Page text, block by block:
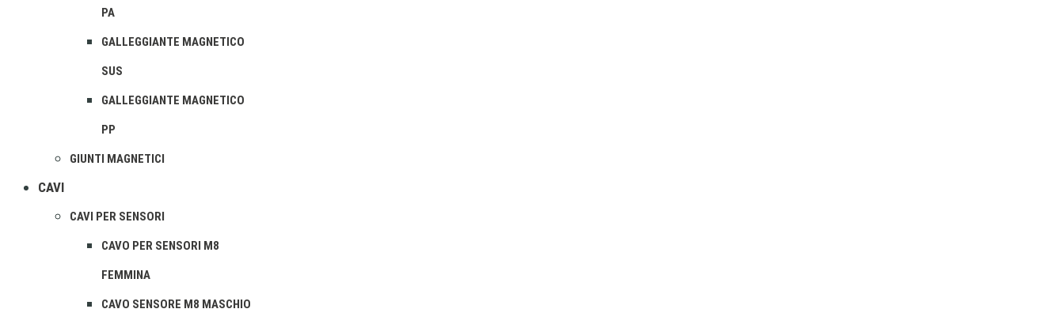
PA
GALLEGGIANTE MAGNETICO
SUS
GALLEGGIANTE MAGNETICO
PP
GIUNTI MAGNETICI
CAVI
CAVI PER SENSORI
CAVO PER SENSORI M8
FEMMINA
CAVO SENSORE M8 MASCHIO